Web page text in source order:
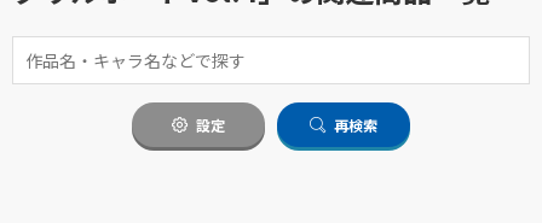
設定 再検索